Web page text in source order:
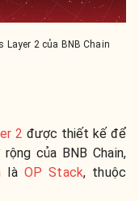
Layer 2 của BNB Chain
2 được thiết kế để
của BNB Chain,
là OP Stack, thuộc